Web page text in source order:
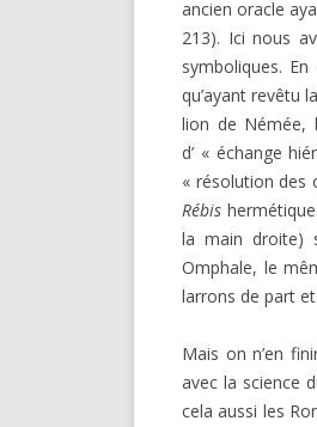
ancien oracle
213). Ici nous
symboliques.
qu’ayant revêtu
lion de Némée,
d’ « échange
« résolution des
Rébis
la main droite)
Omphale, le
larrons de part et
Mais on n’en
avec la science
cela aussi les